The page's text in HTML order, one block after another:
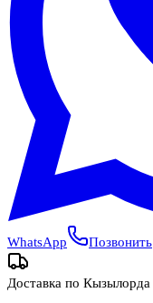
WhatsApp Позвонить
Доставка по Кызылорда